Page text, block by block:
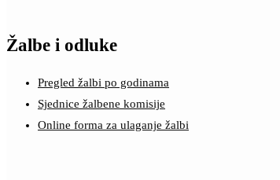
Žalbe i odluke
Pregled žalbi po godinama
Sjednice žalbene komisije
Online forma za ulaganje žalbi